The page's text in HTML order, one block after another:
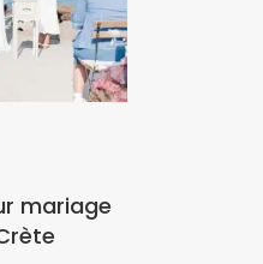
mariage